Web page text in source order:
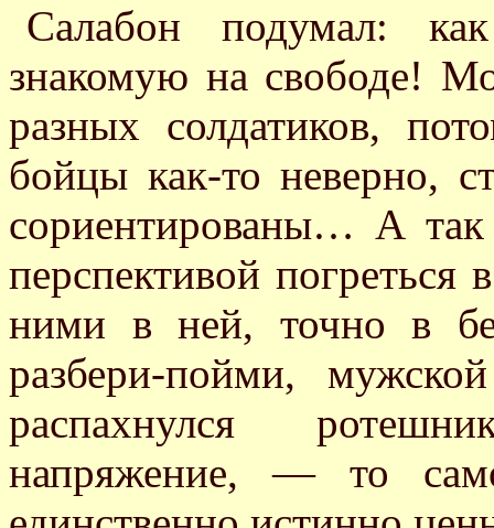
Салабон подумал:
знакомую на свободе!
разных солдатиков,
бойцы как-то неверно,
сориентированы… А
перспективой
ними в ней, точно в
разбери-пойми,
распахнулся
напряжение, — то